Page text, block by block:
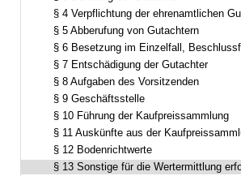
§ 4 Verpflichtung der ehrenamtlichen
§ 5 Abberufung von Gutachtern
§ 6 Besetzung im Einzelfall,
§ 7 Entschädigung der Gutachter
§ 8 Aufgaben des Vorsitzenden
§ 9 Geschäftsstelle
§ 10 Führung der Kaufpreissammlung
§ 11 Auskünfte aus der
§ 12 Bodenrichtwerte
§ 13 Sonstige für die Wertermittlung